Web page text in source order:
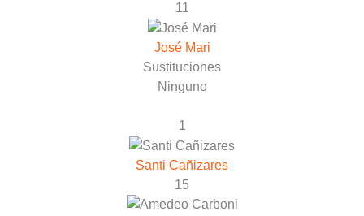
11
José Mari
Sustituciones
Ninguno
1
Santi Cañizares
15